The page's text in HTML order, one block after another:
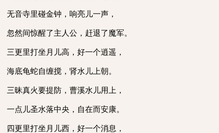
无音寺里碰金钟，响亮儿一声，
忽然间惊醒了主人公，赶退了魔军。
三更里打坐月儿高，好一个逍遥，
海底龟蛇自缠搅，肾水儿上朝。
三昧真火要提防，曹溪水儿用上，
一点儿圣水落中央，自在而安康。
四更里打坐月儿西，好一个消息，